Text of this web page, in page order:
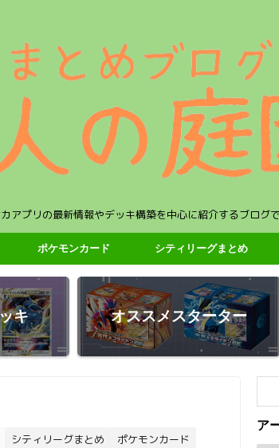
アプリの最新情報やデッキ構築を中心に紹介するブログで
ポケモンカード シティリーグまとめ
キ オススメスターター
シティリーグまとめ ポケモンカード
ア